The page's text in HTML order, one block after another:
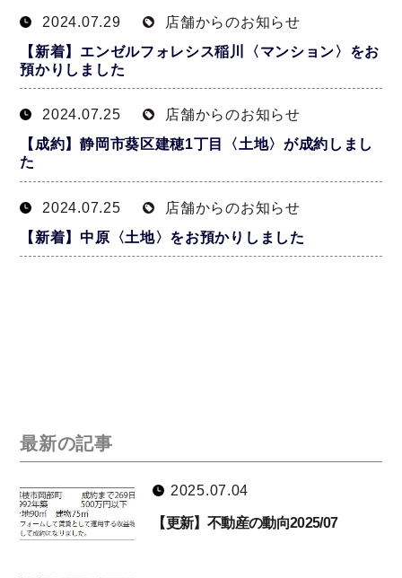
2024.07.29
店舗からのお知らせ
【新着】エンゼルフォレシス稲川〈マンション〉をお
預かりしました
2024.07.25
店舗からのお知らせ
【成約】静岡市葵区建穂1丁目〈土地〉が成約しまし
た
2024.07.25
店舗からのお知らせ
【新着】中原〈土地〉をお預かりしました
最新の記事
2025.07.04
【更新】不動産の動向2025/07